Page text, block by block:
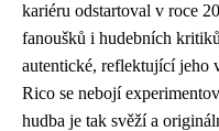
kariéru odstartoval v roce
fanoušků i hudebních
autentické, reflektující jeho
Rico se nebojí
hudba je tak svěží a